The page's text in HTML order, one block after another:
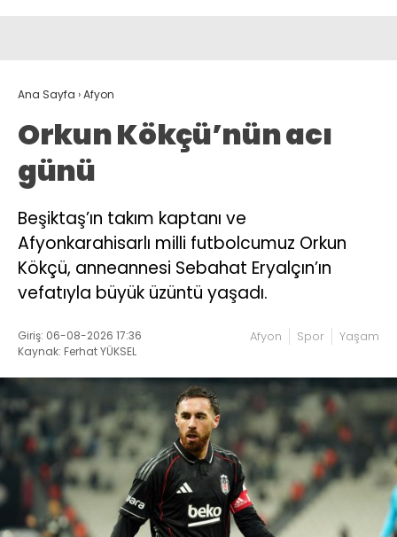
Ana Sayfa ›Afyon
Orkun Kökçü’nün acı
günü
Beşiktaş’ın takım kaptanı ve
Afyonkarahisarlı milli futbolcumuz Orkun
Kökçü, anneannesi Sebahat Eryalçın’ın
vefatıyla büyük üzüntü yaşadı.
Giriş: 06-08-2026 17:36
Kaynak: Ferhat YÜKSEL
Afyon Spor Yaşam